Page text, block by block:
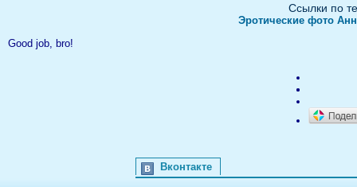
Ссылки по
Эротические фото
Good job, bro!
Вконтакте